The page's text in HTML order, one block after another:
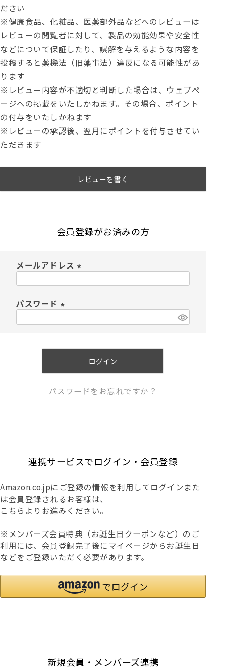
ださい
※健康食品、化粧品、医薬部外品などへのレビューは
レビューの閲覧者に対して、製品の効能効果や安全性
などについて保証したり、誤解を与えるような内容を
投稿すると薬機法（旧薬事法）違反になる可能性があ
ります
※レビュー内容が不適切と判断した場合は、ウェブペ
ージへの掲載をいたしかねます。その場合、ポイント
の付与をいたしかねます
※レビューの承認後、翌月にポイントを付与させてい
ただきます
レビューを書く
会員登録がお済みの方
メールアドレス
パスワード
ログイン
パスワードをお忘れですか？
連携サービスでログイン・会員登録
Amazon.co.jpにご登録の情報を利用してログインまた
は会員登録されるお客様は、
こちらよりお進みください。
※メンバーズ会員特典（お誕生日クーポンなど）のご
利用には、会員登録完了後にマイページからお誕生日
などをご登録いただく必要があります。
新規会員・メンバーズ連携